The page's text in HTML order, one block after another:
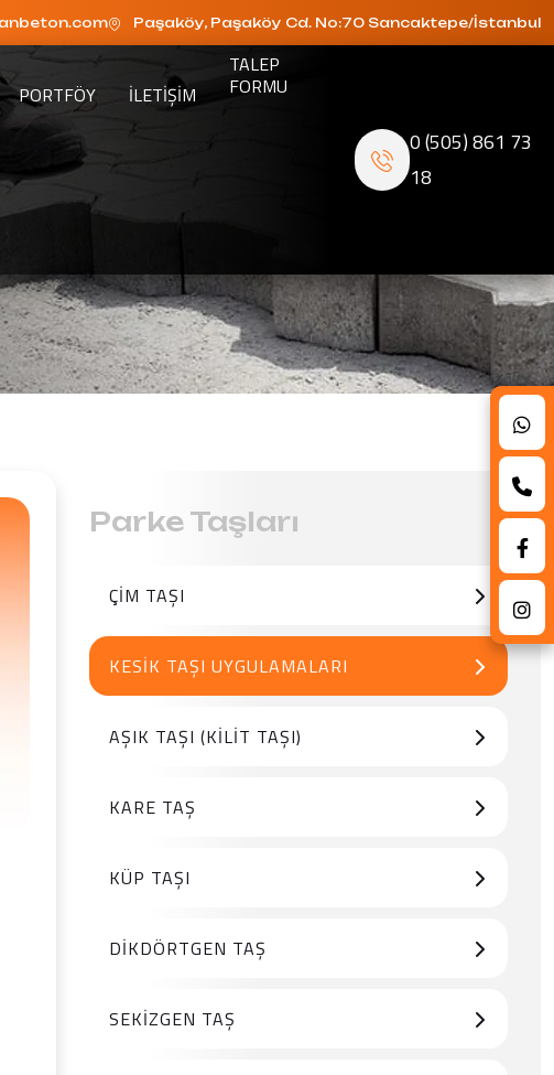
Paşaköy, Paşaköy Cd. No:70 Sancaktepe/İstanbul
PORTFÖY ILETIŞIM
TALEP
FORMU
0 (505) 861 73
18
Parke Taşları
ÇIM TAŞI
KESIK TAŞI UYGULAMALARI
AŞIK TAŞI (KILIT TAŞI)
KARE TAŞ
KÜP TAŞI
DIKDÖRTGEN TAŞ
SEKIZGEN TAŞ